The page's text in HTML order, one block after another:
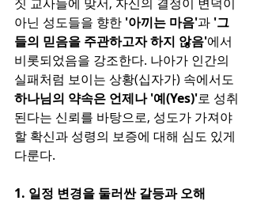
아닌 성도들을 향한 '아끼는 마음'과 '그
들의 믿음을 주관하고자 하지 않음'에서
비롯되었음을 강조한다. 나아가 인간의
실패처럼 보이는 상황(십자가) 속에서도
하나님의 약속은 언제나 '예(Yes)'로 성취
된다는 신뢰를 바탕으로, 성도가 가져야
할 확신과 성령의 보증에 대해 심도 있게
다룬다.
1. 일정 변경을 둘러싼 갈등과 오해